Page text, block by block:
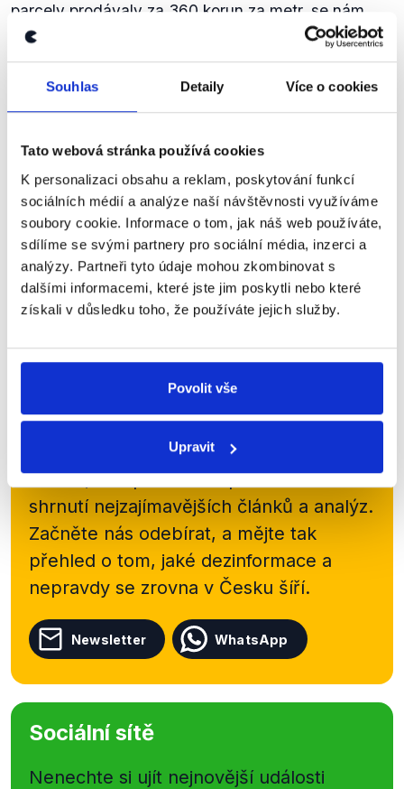
Souhlas Detaily Více o cookies
Tato webová stránka používá cookies
K personalizaci obsahu a reklam, poskytování funkcí
sociálních médií a analýze naší návštěvnosti využíváme
soubory cookie. Informace o tom, jak náš web používáte,
sdílíme se svými partnery pro sociální média, inzerci a
analýzy. Partneři tyto údaje mohou zkombinovat s
dalšími informacemi, které jste jim poskytli nebo které
získali v důsledku toho, že používáte jejich služby.
Povolit vše
Upravit
parcely prodávaly za 360 korun za metr, se nám
nepodařilo dohledat. A to ani mezi jednotlivými
usneseními obce a dalšími materiály, které jsou
Podle nabídek realitních kanceláří z této oblasti je
však možno zjistit, že parcely jsou prodávány za
částky pod 100 korun za metr. Jako příklad může
být uvedena parcela(89 Kč za metr) 1 km od
Kovářova neboparcela(90 Kč za metr) v nedaleké
obci Lašovice. Dražší parcelu v územním plánu
Kovářova můžeme najít u vodní nádrže Orlík, což je
rekreační oblast, a proto je cena vyšší (500 Kč za
metr).
Co se týče srovnání cen parcel s městy, má Pavel
Hroch pravdu. V Českých Budějovicíchse ceny
překračují i 2000 Kč za metr. V
‹ PŘEDCHOZÍ 1 2
Zůstaňme v kontaktu
Přihlaste se k odběru našeho
newsletteru nebowhatsappového
kanálu, kde pravidelně přinášíme
shrnutí nejzajímavějších článků a analýz.
Začněte nás odebírat, a mějte tak
přehled o tom, jaké dezinformace a
nepravdy se zrovna v Česku šíří.
Newsletter WhatsApp
Sociální sítě
Nenechte si ujít nejnovější události